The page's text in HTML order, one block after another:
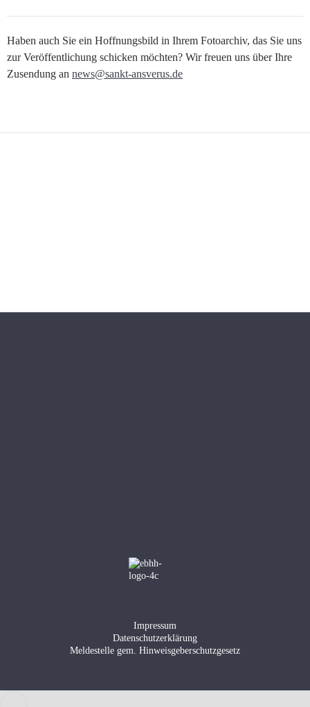
Haben auch Sie ein Hoffnungsbild in Ihrem Fotoarchiv, das Sie uns
zur Veröffentlichung schicken möchten? Wir freuen uns über Ihre
Zusendung an news@sankt-ansverus.de
Impressum
Datenschutzerklärung
Meldestelle gem. Hinweisgeberschutzgesetz